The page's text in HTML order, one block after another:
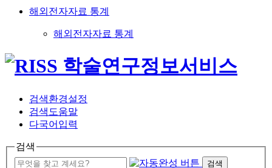
해외전자자료 통계
해외전자자료 통계
검색환경설정
검색도움말
다국어입력
검색
검색